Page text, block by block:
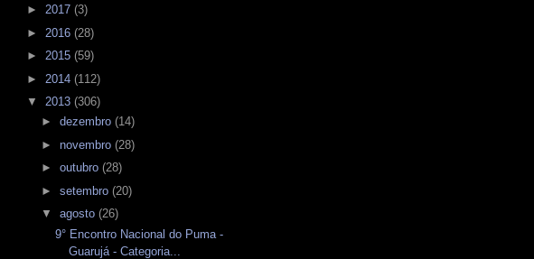
► 2017 (3)
► 2016 (28)
► 2015 (59)
► 2014 (112)
▼ 2013 (306)
► dezembro (14)
► novembro (28)
► outubro (28)
► setembro (20)
▼ agosto (26)
9° Encontro Nacional do Puma -
Guarujá - Categoria...